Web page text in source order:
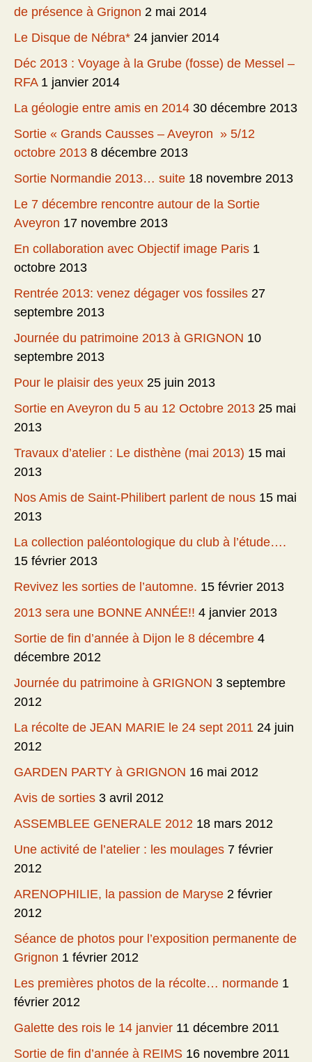
de présence à Grignon 2 mai 2014
Le Disque de Nébra* 24 janvier 2014
Déc 2013 : Voyage à la Grube (fosse) de Messel –
RFA 1 janvier 2014
La géologie entre amis en 2014 30 décembre 2013
Sortie « Grands Causses – Aveyron » 5/12
octobre 2013 8 décembre 2013
Sortie Normandie 2013… suite 18 novembre 2013
Le 7 décembre rencontre autour de la Sortie
Aveyron 17 novembre 2013
En collaboration avec Objectif image Paris 1
octobre 2013
Rentrée 2013: venez dégager vos fossiles 27
septembre 2013
Journée du patrimoine 2013 à GRIGNON 10
septembre 2013
Pour le plaisir des yeux 25 juin 2013
Sortie en Aveyron du 5 au 12 Octobre 2013 25 mai
2013
Travaux d’atelier : Le disthène (mai 2013) 15 mai
2013
Nos Amis de Saint-Philibert parlent de nous 15 mai
2013
La collection paléontologique du club à l’étude….
15 février 2013
Revivez les sorties de l’automne. 15 février 2013
2013 sera une BONNE ANNÉE!! 4 janvier 2013
Sortie de fin d’année à Dijon le 8 décembre 4
décembre 2012
Journée du patrimoine à GRIGNON 3 septembre
2012
La récolte de JEAN MARIE le 24 sept 2011 24 juin
2012
GARDEN PARTY à GRIGNON 16 mai 2012
Avis de sorties 3 avril 2012
ASSEMBLEE GENERALE 2012 18 mars 2012
Une activité de l’atelier : les moulages 7 février
2012
ARENOPHILIE, la passion de Maryse 2 février
2012
Séance de photos pour l’exposition permanente de
Grignon 1 février 2012
Les premières photos de la récolte… normande 1
février 2012
Galette des rois le 14 janvier 11 décembre 2011
Sortie de fin d’année à REIMS 16 novembre 2011